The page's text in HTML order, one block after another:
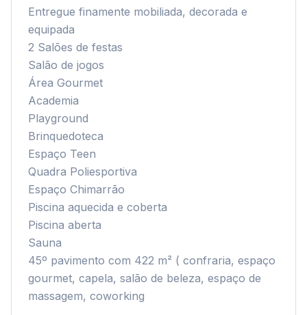
Entregue finamente mobiliada, decorada e
equipada
2 Salões de festas
Salão de jogos
Área Gourmet
Academia
Playground
Brinquedoteca
Espaço Teen
Quadra Poliesportiva
Espaço Chimarrão
Piscina aquecida e coberta
Piscina aberta
Sauna
45º pavimento com 422 m² ( confraria, espaço
gourmet, capela, salão de beleza, espaço de
massagem, coworking